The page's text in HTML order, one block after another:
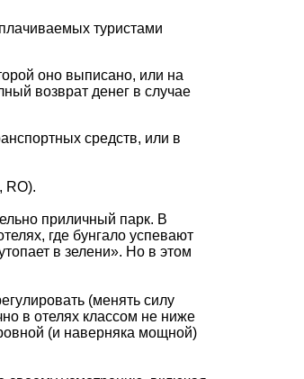
туристами
оно выписано, или на
возврат денег в случае
средств, или в
RO).
приличный парк. В
где бунгало успевают
в зелени». Но в этом
(менять силу
в отелях классом не ниже
(и наверняка мощной)